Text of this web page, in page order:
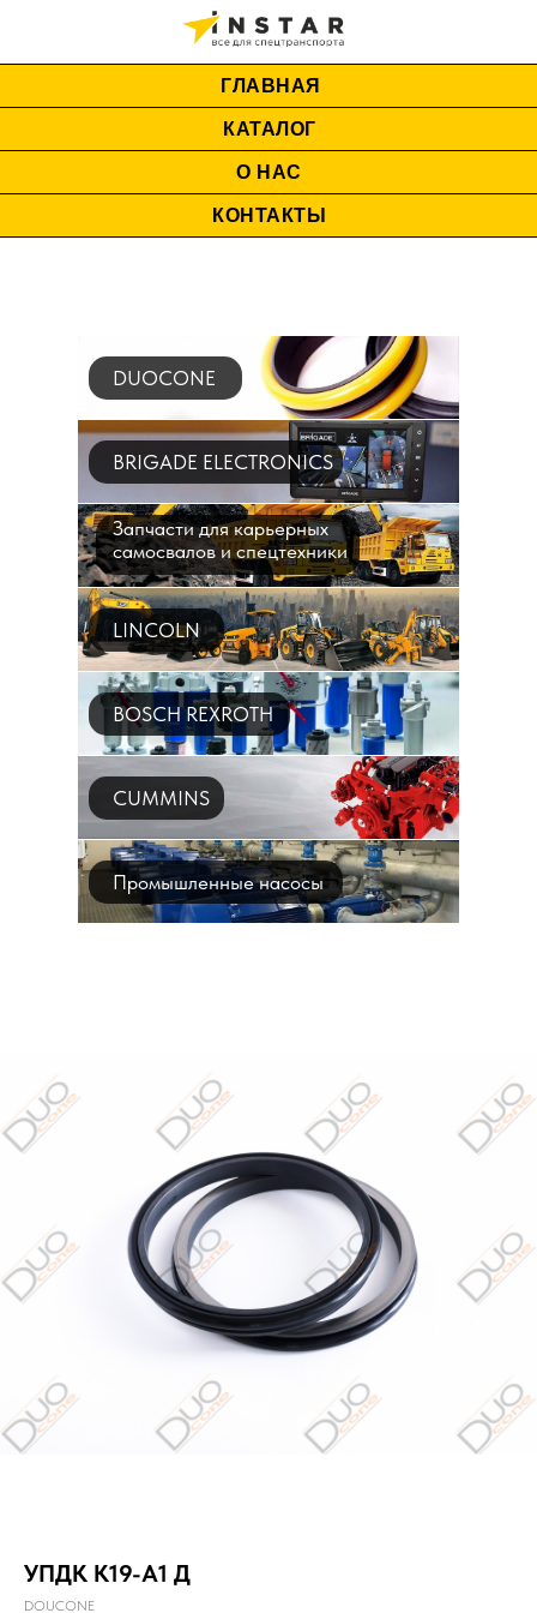
ГЛАВНАЯ
КАТАЛОГ
О НАС
КОНТАКТЫ
DUOCONE
BRIGADE ELECTRONICS
Запчасти для карьерных
самосвалов и спецтехники
LINCOLN
BOSCH REXROTH
CUMMINS
Промышленные насосы
УПДК К19-А1 Д
DOUCONE